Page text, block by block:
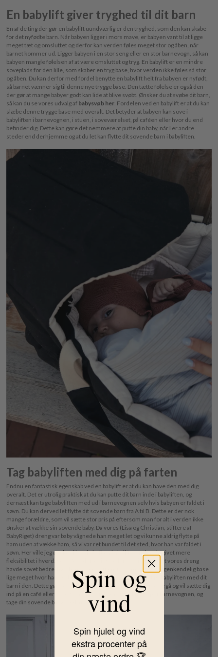
En babylift giver tryghed til dit barn
En af de ting der gør en babylift uundværlig er den tryghed, som den kan skabe
for det nyfødte barn. Når babyen ligger i mors mave, er babyen vant til at ligge
meget tæt og omsluttet og derfor kan verden føles meget stor og åben, når
barnet kommer ud. Ligger babyen i en stor seng eller en stor barnevogn, så kan
babyen mangle følelsen af at være omsluttet og tryg. En babylift er en mindre
soveplads for den lille, som skaber en tryg base, hvor verden ikke føles så stor
og åben. Du kan derfor med fordel benytte en babylift helt fra babyen er nyfødt,
så barnet vænner sig til denne nye trygge base. Den tætte følelse er også den
der gør at mange babyer godt kan lide at blive svøbt. Ønsker du at svøbe dit barn,
så kan du se vores udvalg af babysvøb her. Fordelen ved en babylift er at du kan
slæbe denne trygge base med overalt. Det betyder at babyen kan sove i
babyliften i barnevognen, i stuen, i soveværelset, på caféen eller hvor du end
befinder dig. Dette kan gøre det nemmere at putte din baby, når I er andre
steder end derhjemme og at du let kan flytte dit sovende barn i babyliften.
Tag babyliften med dig på farten
Endnu en fantastisk egenskab ved en babylift er at du kan have den med dig
overalt. Det er utrolig praktisk at du kan putte dit barn inde i babyliften, og
dernæst kan tage babyliften med ud i barnevognen selv hvis babyen er faldet i
søvn. Du kan derved let flytte dit sovende barn fra A til B. Dette er der nok
mange forældre, som vil sætte stor pris på eftersom man for alt i verden ikke
ønsker at vække sin sovende baby. Da vores (Lisa og Christian, stiftere af
BabyRiget) dreng var baby vågnede han meget let og vi kunne aldrig flytte på
ham uden at vække ham, så vi var ret bundet til det sted, hvor han var faldet i
søvn. Her ville jeg ønske vi havde haft en babylift, som havde givet mere
fleksibilitet i hverdagen. Desuden er jeg heller ikke i tvivl om at vores dreng
havde sovet bedre, hvis han havde haft en lift, som en tryg og genkendelig base
lige meget hvor han skulle sove. Du kan nemt flytte rundt på babyliften med dit
barn i den. Dette gør det også lettere hvis du har været ude og gå og vil sætte dig
ind på en café eller besøge familie, at du kan tage liften op af barnevognen, og
tage din sovende baby med indenfor.
Spin og
vind
Spin hjulet og vind
ekstra procenter på